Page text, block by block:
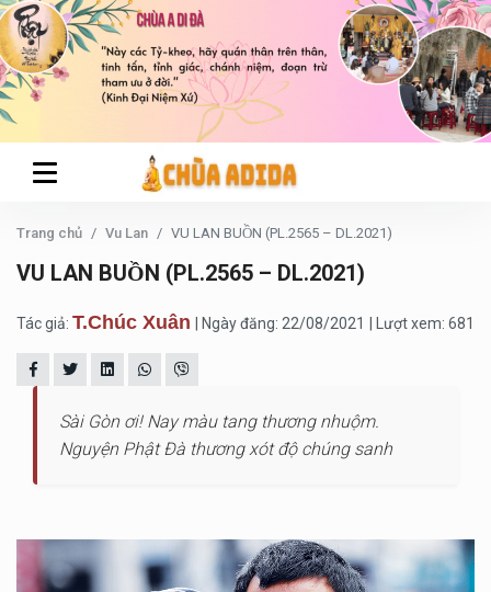
Trang chủ Vu Lan VU LAN BUỒN (PL.2565 – DL.2021)
VU LAN BUỒN (PL.2565 – DL.2021)
Tác giả: T.Chúc Xuân | Ngày đăng: 22/08/2021 | Lượt xem: 681
Sài Gòn ơi! Nay màu tang thương nhuộm.
Nguyện Phật Đà thương xót độ chúng sanh